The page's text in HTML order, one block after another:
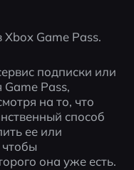
Xbox Game Pass.
подписки или
Pass,
на то, что
способ
ее или
чтобы
она уже есть.